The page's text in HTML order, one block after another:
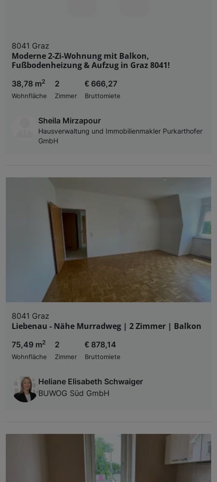
8041 Graz
Moderne 2-Zi-Wohnung mit Balkon,
Fußbodenheizung & Aufzug in Graz 8041!
38,78 m2
Wohnfläche
2
Zimmer
€ 666,27
Bruttomiete
Sheila Mirzapour
Hausverwaltung und Immobilienmakler Purkarthofer
GmbH
8041 Graz
Liebenau - Nähe Murradweg | 2 Zimmer | Balkon
75,49 m2
Wohnfläche
2
Zimmer
€ 878,14
Bruttomiete
Heliane Elisabeth Schwaiger
BUWOG Süd GmbH